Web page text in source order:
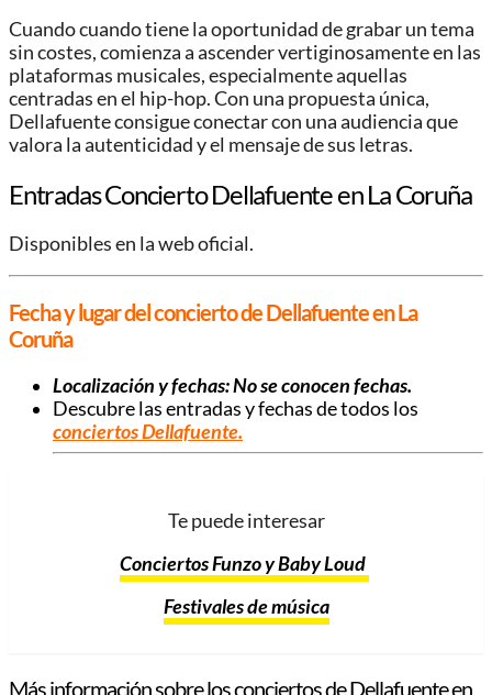
Cuando cuando tiene la oportunidad de grabar un tema
sin costes, comienza a ascender vertiginosamente en las
plataformas musicales, especialmente aquellas
centradas en el hip-hop. Con una propuesta única,
Dellafuente consigue conectar con una audiencia que
valora la autenticidad y el mensaje de sus letras.
Entradas Concierto Dellafuente en La Coruña
Disponibles en la web oficial.
Fecha y lugar del concierto de Dellafuente en La
Coruña
Localización y fechas: No se conocen fechas.
Descubre las entradas y fechas de todos los
conciertos Dellafuente.
Te puede interesar
Conciertos Funzo y Baby Loud
Festivales de música
Más información sobre los conciertos de Dellafuente en